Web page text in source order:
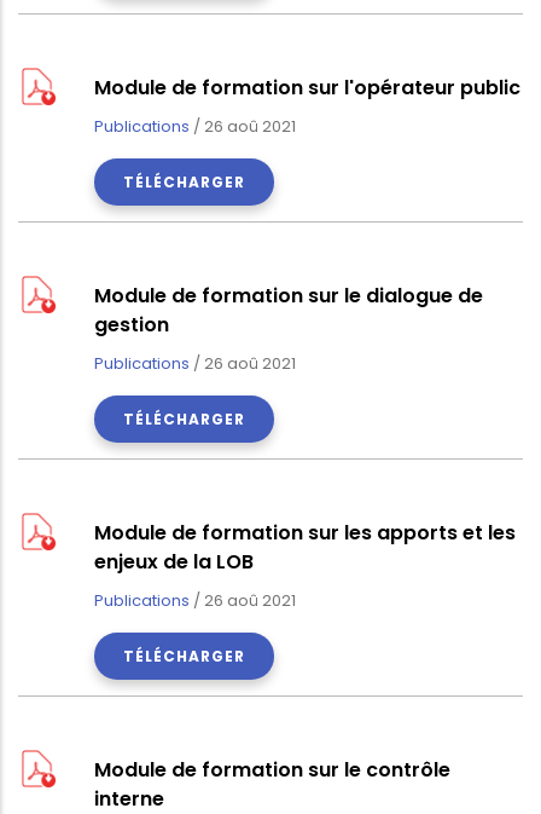
Module de formation sur l'opérateur public
Publications /26 aoû 2021
TÉLÉCHARGER
Module de formation sur le dialogue de
gestion
Publications /26 aoû 2021
TÉLÉCHARGER
Module de formation sur les apports et les
enjeux de la LOB
Publications /26 aoû 2021
TÉLÉCHARGER
Module de formation sur le contrôle
interne